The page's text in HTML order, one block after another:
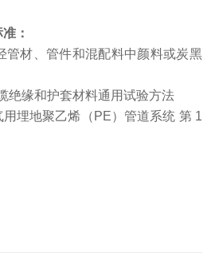
：
管材、管件和混配料中颜料或炭黑
绝缘和护套材料通用试验方法
埋地聚乙烯（PE）管道系统 第 1